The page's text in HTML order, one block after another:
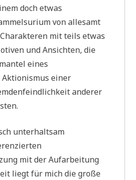
doch etwas
von allesamt
mit teils etwas
und Ansichten, die
eines
einer
anderer
unterhaltsam
mit der Aufarbeitung
liegt für mich die große